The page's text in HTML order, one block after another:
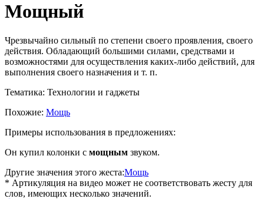
Мощный
Чрезвычайно сильный по степени своего проявления, своего
действия. Обладающий большими силами, средствами и
возможностями для осуществления каких-либо действий, для
выполнения своего назначения и т. п.
Тематика: Технологии и гаджеты
Похожие: Мощь
Примеры использования в предложениях:
Он купил колонки с мощным звуком.
Другие значения этого жеста:Мощь
* Артикуляция на видео может не соответствовать жесту для
слов, имеющих несколько значений.